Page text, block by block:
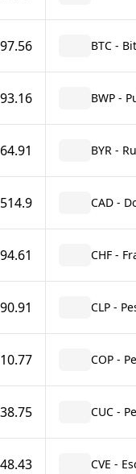
BTC -
BWP -
BYR -
CAD -
CHF -
CLP -
COP -
CUC -
CVE -